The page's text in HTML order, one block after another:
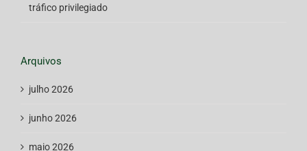
tráfico privilegiado
Arquivos
julho 2026
junho 2026
maio 2026